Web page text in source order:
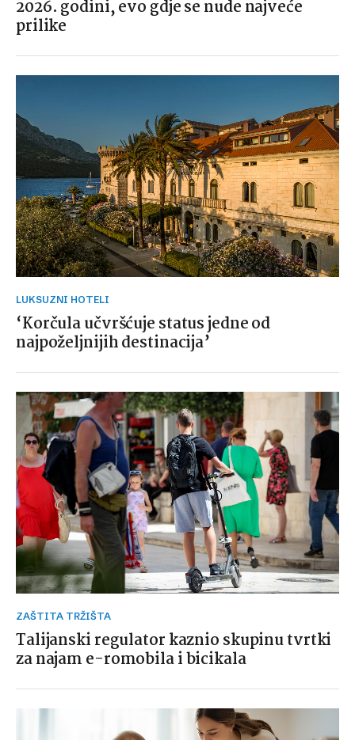
2026. godini, evo gdje se nude najveće
prilike
LUKSUZNI HOTELI
‘Korčula učvršćuje status jedne od
najpoželjnijih destinacija’
ZAŠTITA TRŽIŠTA
Talijanski regulator kaznio skupinu tvrtki
za najam e-romobila i bicikala